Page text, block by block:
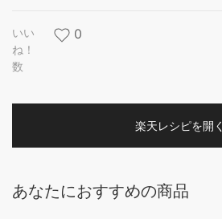
いい
ね！
数
0
楽天レシピを開く
あなたにおすすめの商品